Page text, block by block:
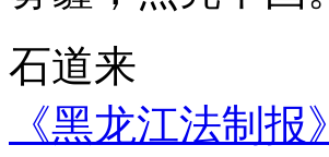
石道来
《黑龙江法制